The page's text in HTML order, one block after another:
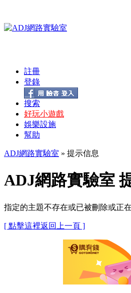
註冊
登錄
搜索
好玩小遊戲
娛樂設施
幫助
ADJ網路實驗室 » 提示信息
ADJ網路實驗室
指定的主題不存在或已被刪除或正
[ 點擊這裡返回上一頁 ]